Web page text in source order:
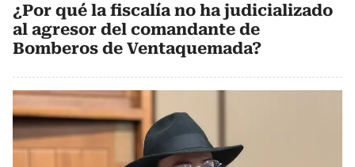
¿Por qué la fiscalía no ha judicializado
al agresor del comandante de
Bomberos de Ventaquemada?